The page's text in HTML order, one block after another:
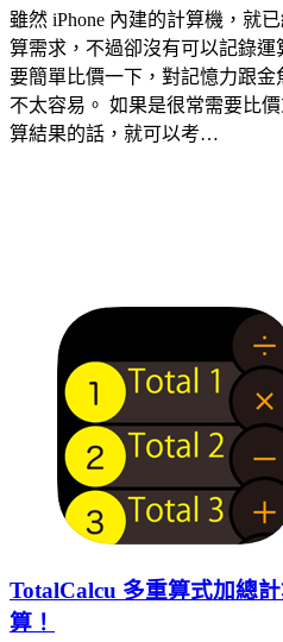
雖然 iPhone 內建的計算機，就
算需求，不過卻沒有可以記錄
要簡單比價一下，對記憶力跟
不太容易。 如果是很常需要比
算結果的話，就可以考…
TotalCalcu 多重算式加總
算！